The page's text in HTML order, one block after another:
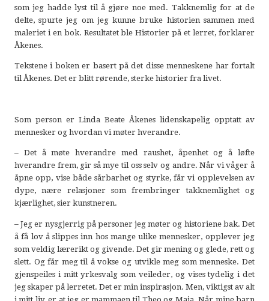
som jeg hadde lyst til å gjøre noe med. Takknemlig for at de
delte, spurte jeg om jeg kunne bruke historien sammen med
maleriet i en bok. Resultatet ble Historier på et lerret, forklarer
Åkenes.
Tekstene i boken er basert på det disse menneskene har fortalt
til Åkenes. Det er blitt rørende, sterke historier fra livet.
Som person er Linda Beate Åkenes lidenskapelig opptatt av
mennesker og hvordan vi møter hverandre.
– Det å møte hverandre med raushet, åpenhet og å løfte
hverandre frem, gir så mye til oss selv og andre. Når vi våger å
åpne opp, vise både sårbarhet og styrke, får vi opplevelsen av
dype, nære relasjoner som frembringer takknemlighet og
kjærlighet, sier kunstneren.
– Jeg er nysgjerrig på personer jeg møter og historiene bak. Det
å få lov å slippes inn hos mange ulike mennesker, opplever jeg
som veldig lærerikt og givende. Det gir mening og glede, rett og
slett. Og får meg til å vokse og utvikle meg som menneske. Det
gjenspeiles i mitt yrkesvalg som veileder, og vises tydelig i det
jeg skaper på lerretet. Det er min inspirasjon. Men, viktigst av alt